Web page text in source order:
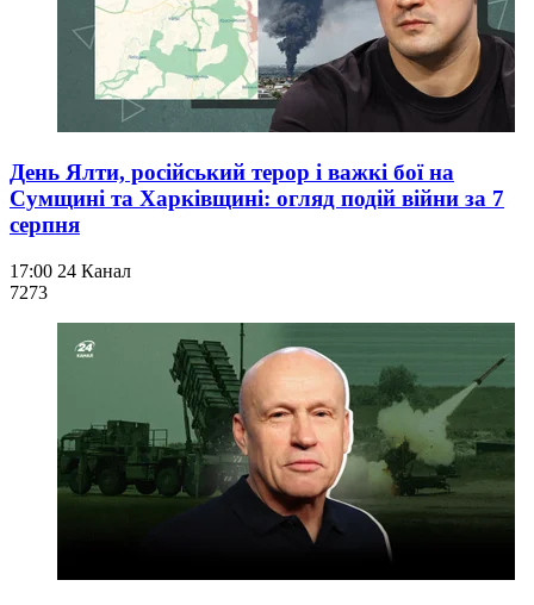
День Ялти, російський терор і важкі бої на
Сумщині та Харківщині: огляд подій війни за 7
серпня
17:00 24 Канал
7273